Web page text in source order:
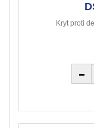
Kryt proti